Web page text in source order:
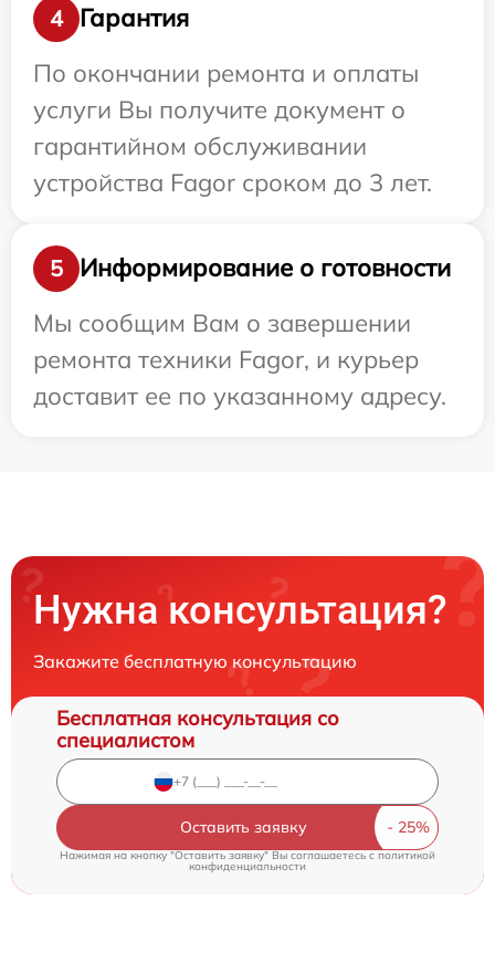
4
Гарантия
По окончании ремонта и оплаты
услуги Вы получите документ о
гарантийном обслуживании
устройства Fagor сроком до 3 лет.
5
Информирование о готовности
Мы сообщим Вам о завершении
ремонта техники Fagor, и курьер
доставит ее по указанному адресу.
Нужна консультация?
Закажите бесплатную консультацию
Бесплатная консультация со
специалистом
Оставить заявку
Нажимая на кнопку "Оставить заявку" Вы соглашаетесь cполитикой
конфиденциальности